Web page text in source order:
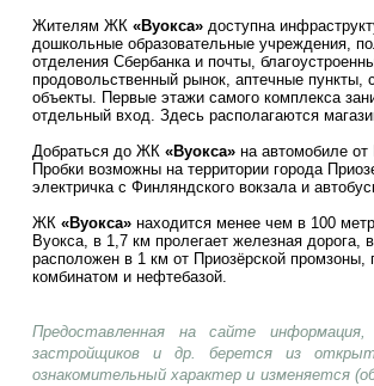
Жителям ЖК «Вуокса» доступна
дошкольные образовательные учреждения,
отделения Сбербанка и почты,
продовольственный рынок, аптечные
объекты. Первые этажи самого комплекса
отдельный вход. Здесь располагаются
Добраться до ЖК «Вуокса» на автомобиле
Пробки возможны на территории города
электричка с Финляндского вокзала и
ЖК «Вуокса» находится менее чем в 100
Вуокса, в 1,7 км пролегает железная
расположен в 1 км от Приозёрской
комбинатом и нефтебазой.
Предоставленная на сайте
застройщиков и др. берется из
ознакомительный характер и изменяется